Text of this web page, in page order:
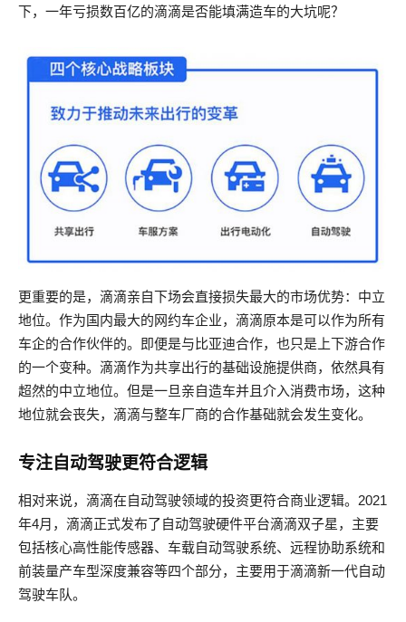
下，一年亏损数百亿的滴滴是否能填满造车的大坑呢？
更重要的是，滴滴亲自下场会直接损失最大的市场优势：中立
地位。作为国内最大的网约车企业，滴滴原本是可以作为所有
车企的合作伙伴的。即便是与比亚迪合作，也只是上下游合作
的一个变种。滴滴作为共享出行的基础设施提供商，依然具有
超然的中立地位。但是一旦亲自造车并且介入消费市场，这种
地位就会丧失，滴滴与整车厂商的合作基础就会发生变化。
专注自动驾驶更符合逻辑
相对来说，滴滴在自动驾驶领域的投资更符合商业逻辑。2021
年4月，滴滴正式发布了自动驾驶硬件平台滴滴双子星，主要
包括核心高性能传感器、车载自动驾驶系统、远程协助系统和
前装量产车型深度兼容等四个部分，主要用于滴滴新一代自动
驾驶车队。